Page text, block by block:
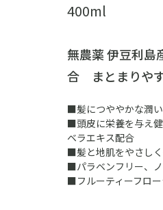
400ml
無農薬 伊豆利島
合 まとまりや
■髪につややかな潤
■頭皮に栄養を与え
ベラエキス配合
■髪と地肌をやさし
■パラベンフリー、
■フルーティーフロー